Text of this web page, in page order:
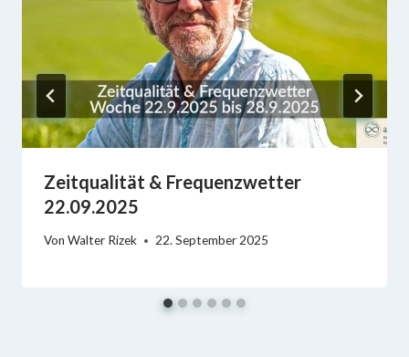
Zeitqualität & Frequenzwetter
22.09.2025
Von Walter Rizek 22. September 2025